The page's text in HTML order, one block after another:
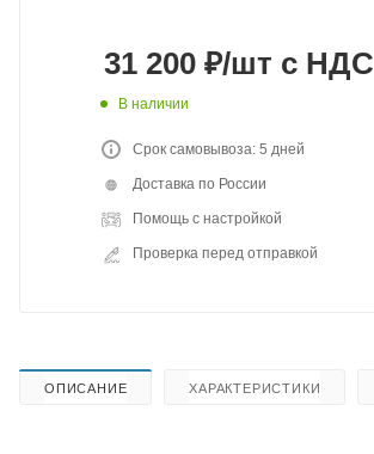
31 200 ₽/шт с НДС
В наличии
Срок самовывоза: 5 дней
Доставка по России
Помощь с настройкой
Проверка перед отправкой
ОПИСАНИЕ ХАРАКТЕРИСТИКИ